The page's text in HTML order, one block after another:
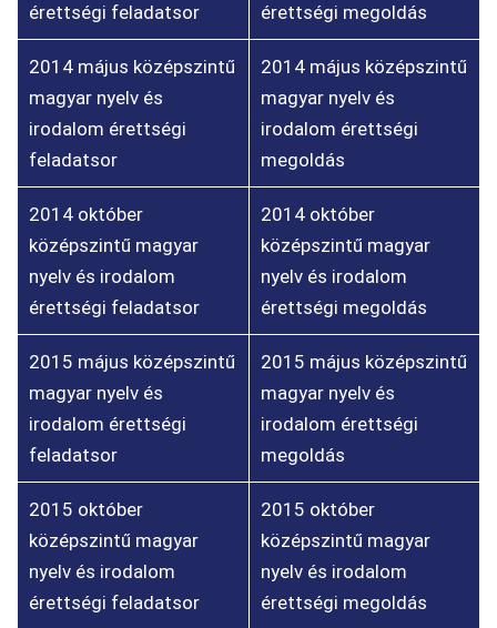
érettségi feladatsor
érettségi megoldás
2014 május középszintű
magyar nyelv és
irodalom érettségi
feladatsor
2014 május középszintű
magyar nyelv és
irodalom érettségi
megoldás
2014 október
középszintű magyar
nyelv és irodalom
érettségi feladatsor
2014 október
középszintű magyar
nyelv és irodalom
érettségi megoldás
2015 május középszintű
magyar nyelv és
irodalom érettségi
feladatsor
2015 május középszintű
magyar nyelv és
irodalom érettségi
megoldás
2015 október
középszintű magyar
nyelv és irodalom
érettségi feladatsor
2015 október
középszintű magyar
nyelv és irodalom
érettségi megoldás